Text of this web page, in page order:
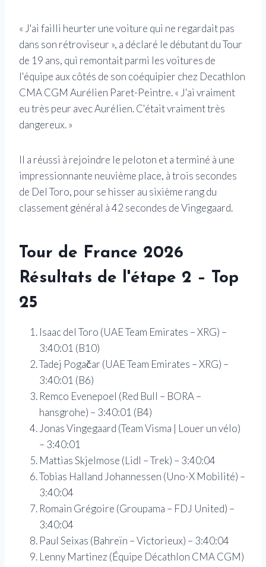
« J'ai failli heurter une voiture qui ne regardait pas
dans son rétroviseur », a déclaré le débutant du Tour
de 19 ans, qui remontait parmi les voitures de
l'équipe aux côtés de son coéquipier chez Decathlon
CMA CGM Aurélien Paret-Peintre. « J'ai vraiment
eu très peur avec Aurélien. C'était vraiment très
dangereux. »
Il a réussi à rejoindre le peloton et a terminé à une
impressionnante neuvième place, à trois secondes
de Del Toro, pour se hisser au sixième rang du
classement général à 42 secondes de Vingegaard.
Tour de France 2026
Résultats de l'étape 2 – Top
25
Isaac del Toro (UAE Team Emirates – XRG) –
3:40:01 (B10)
Tadej Pogačar (UAE Team Emirates – XRG) –
3:40:01 (B6)
Remco Evenepoel (Red Bull – BORA –
hansgrohe) – 3:40:01 (B4)
Jonas Vingegaard (Team Visma | Louer un vélo)
– 3:40:01
Mattias Skjelmose (Lidl – Trek) – 3:40:04
Tobias Halland Johannessen (Uno-X Mobilité) –
3:40:04
Romain Grégoire (Groupama – FDJ United) –
3:40:04
Paul Seixas (Bahreïn – Victorieux) – 3:40:04
Lenny Martinez (Équipe Décathlon CMA CGM)